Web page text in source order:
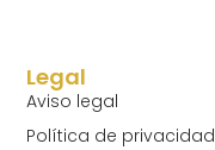
Legal
Aviso legal
Política de privacidad